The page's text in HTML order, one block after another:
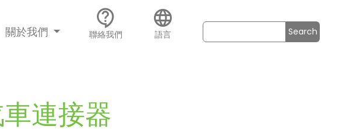
關於我們
contact_support
聯絡我們
language
語言 Search
連接器